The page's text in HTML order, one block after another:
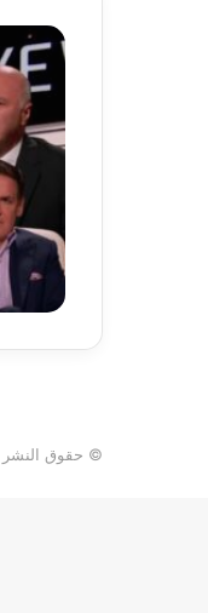
© حقوق النشر 2026، جميع الحقوق محفوظة |